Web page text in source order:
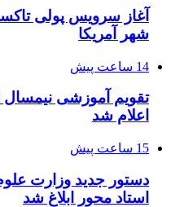
آغاز سرویس پولی
شهر آمریکا
14 ساعت پیش
تقویم آموزشی
اعلام شد
15 ساعت پیش
دستور جدید وزارت
استاد محور ابلاغ شد